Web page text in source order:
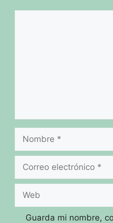
electrónico
Guarda mi nombre,